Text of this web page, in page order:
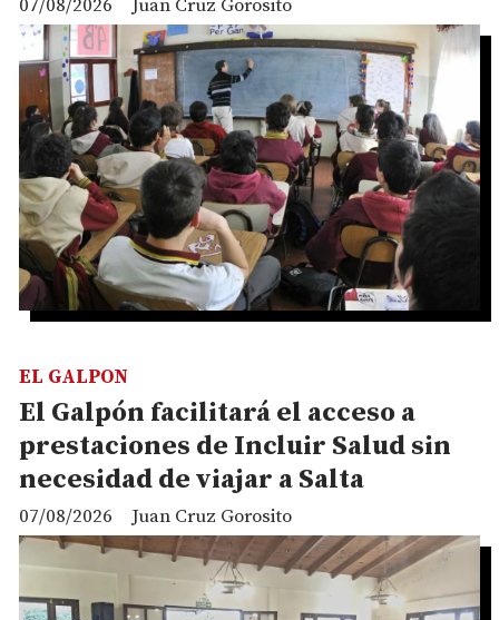
Juan Cruz Gorosito
07/08/2026
El Galpón facilitará el acceso a
prestaciones de Incluir Salud sin
necesidad de viajar a Salta
Juan Cruz Gorosito
EL GALPON
07/08/2026